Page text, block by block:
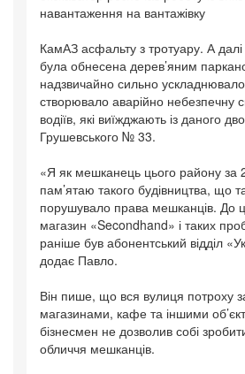
навантаження на вантажівку
КамАЗ асфальту з тротуару. А далі
була обнесена дерев’яним
надзвичайно сильно ускладнювало
створювало аварійно небезпечну
водіїв, які виїжджають із даного
Грушевського № 33.
«Я як мешканець цього району за
пам’ятаю такого будівництва, що
порушувало права мешканців. До
магазин «Secondhand» і таких
раніше був абонентський відділ
додає Павло.
Він пише, що вся вулиця потроху
магазинами, кафе та іншими
бізнесмен не дозволив собі
обличчя мешканців.